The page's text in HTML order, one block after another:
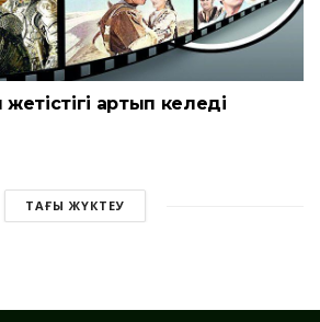
артып келеді
ТАҒЫ ЖҮКТЕУ